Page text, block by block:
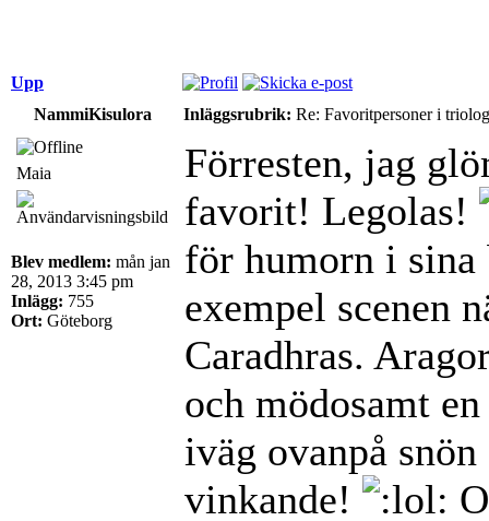
Upp
NammiKisulora
Inläggsrubrik: Re: Favoritpersoner i
Maia
Blev medlem: mån jan
28, 2013 3:45 pm
Inlägg: 755
Ort: Göteborg
Förresten, jag
favorit! Legolas!
för humorn i
exempel scenen
Caradhras.
och mödosamt
iväg ovanpå
vinkande!